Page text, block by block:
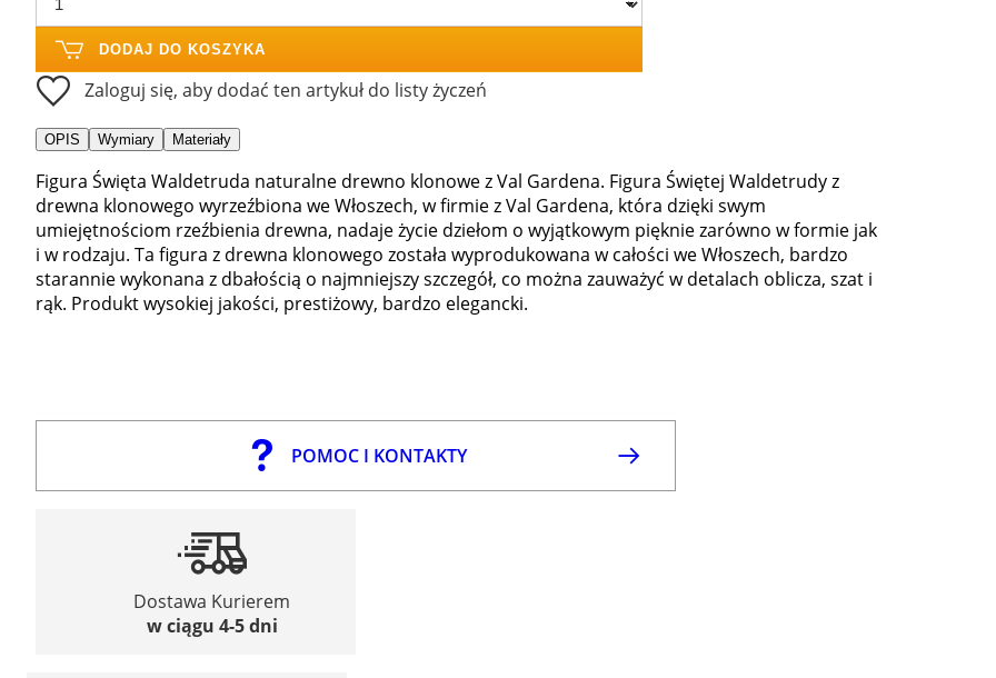
DODAJ DO KOSZYKA
Zaloguj się, aby dodać ten artykuł do listy życzeń
OPIS Wymiary Materiały
Figura Święta Waldetruda naturalne drewno klonowe z Val Gardena. Figura Świętej Waldetrudy z
drewna klonowego wyrzeźbiona we Włoszech, w firmie z Val Gardena, która dzięki swym
umiejętnościom rzeźbienia drewna, nadaje życie dziełom o wyjątkowym pięknie zarówno w formie jak
i w rodzaju. Ta figura z drewna klonowego została wyprodukowana w całości we Włoszech, bardzo
starannie wykonana z dbałością o najmniejszy szczegół, co można zauważyć w detalach oblicza, szat i
rąk. Produkt wysokiej jakości, prestiżowy, bardzo elegancki.
POMOC I KONTAKTY
Dostawa Kurierem
w ciągu 4-5 dni